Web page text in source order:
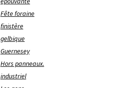
Fête foraine
finistère
gelbique
Guernesey
Hors panneaux.
industriel